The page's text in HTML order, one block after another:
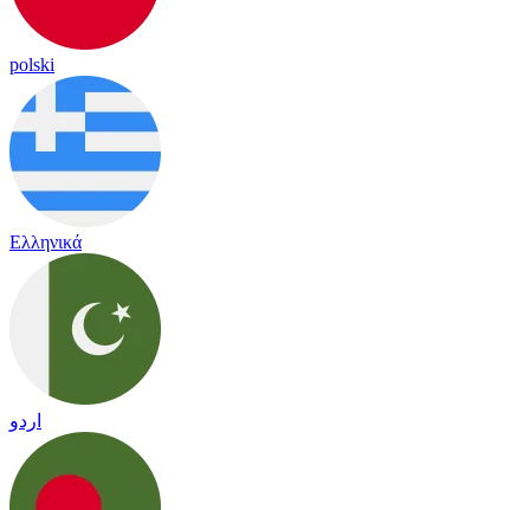
polski
Ελληνικά
اردو